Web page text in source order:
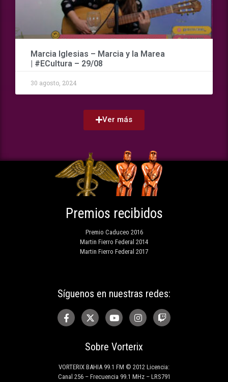
Marcia Iglesias – Marcia y la Marea
| #ECultura – 29/08
30 agosto, 2024
Ver más
Sobre Vorterix
VORTERIX BAHIA 99.1 FM © 2012 Licencia:
Canal 256 – Frecuencia 99.1 MHz – LRS791
Síguenos en nuestras redes:
Premios recibidos
Premio Caduceo 2016
Martin Fierro Federal 2014
Martin Fierro Federal 2017